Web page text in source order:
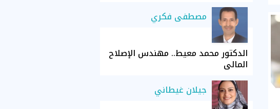
مصطفى فكري
الدكتور محمد معيط.. مهندس الإصلاح
المالي
جيلان غيطاني